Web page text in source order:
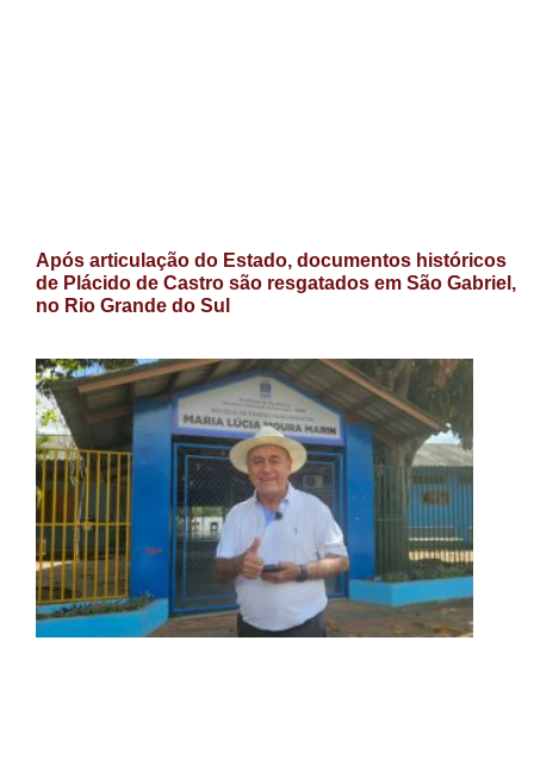
Após articulação do Estado, documentos históricos
de Plácido de Castro são resgatados em São Gabriel,
no Rio Grande do Sul